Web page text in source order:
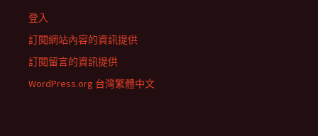
登入
訂閱網站內容的資訊提供
訂閱留言的資訊提供
WordPress.org 台灣繁體中文